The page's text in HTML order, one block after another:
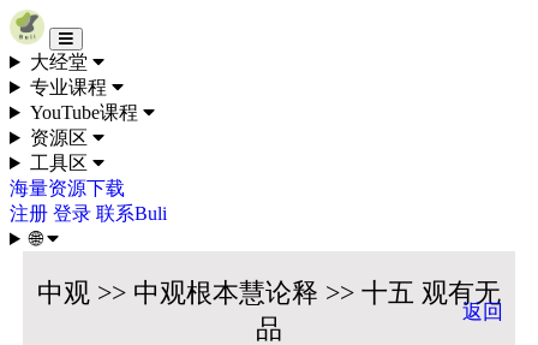
Skip to content
大经堂
专业课程
YouTube课程
资源区
工具区
海量资源下载
注册 登录 联系Buli
🌐
中观 >> 中观根本慧论释 >> 十五 观有无
品
返回